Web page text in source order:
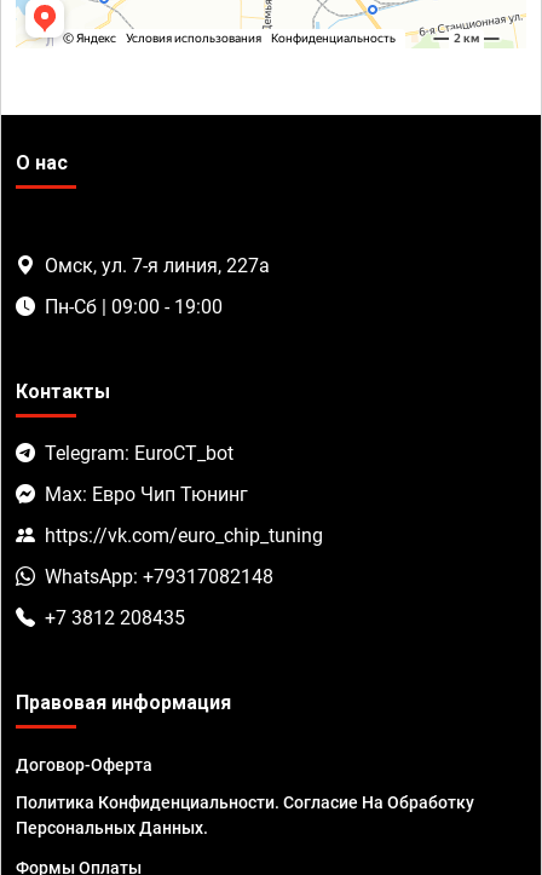
О нас
Омск, ул. 7-я линия, 227а
Пн-Сб | 09:00 - 19:00
Контакты
Telegram: EuroCT_bot
Max: Евро Чип Тюнинг
https://vk.com/euro_chip_tuning
WhatsApp: +79317082148
+7 3812 208435
Правовая информация
Договор-Оферта
Политика Конфиденциальности. Согласие На Обработку
Персональных Данных.
Формы Оплаты